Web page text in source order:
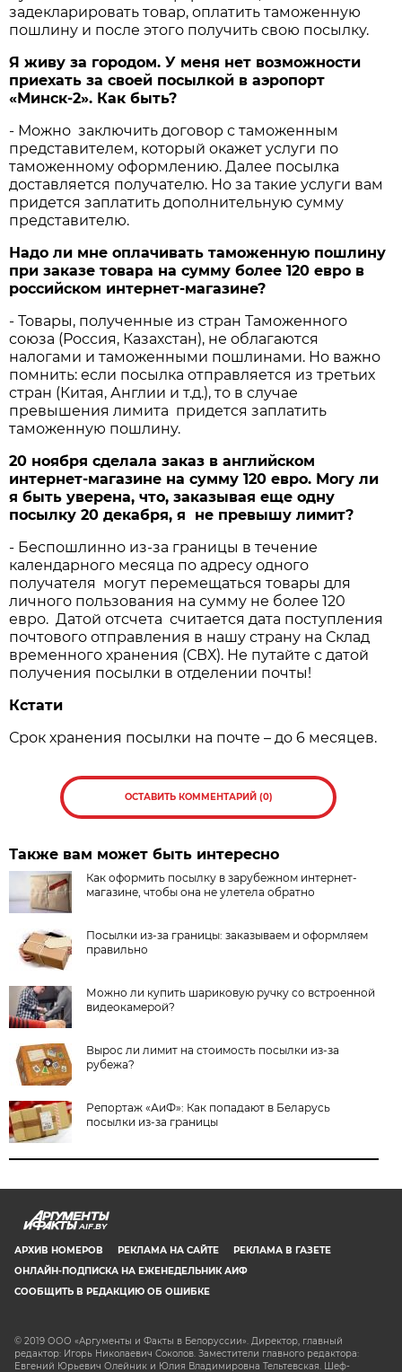
задекларировать товар, оплатить таможенную
пошлину и после этого получить свою посылку.
Я живу за городом. У меня нет возможности
приехать за своей посылкой в аэропорт
«Минск-2». Как быть?
- Можно заключить договор с таможенным
представителем, который окажет услуги по
таможенному оформлению. Далее посылка
доставляется получателю. Но за такие услуги вам
придется заплатить дополнительную сумму
представителю.
Надо ли мне оплачивать таможенную пошлину
при заказе товара на сумму более 120 евро в
российском интернет-магазине?
- Товары, полученные из стран Таможенного
союза (Россия, Казахстан), не облагаются
налогами и таможенными пошлинами. Но важно
помнить: если посылка отправляется из третьих
стран (Китая, Англии и т.д.), то в случае
превышения лимита придется заплатить
таможенную пошлину.
20 ноября сделала заказ в английском
интернет-магазине на сумму 120 евро. Могу ли
я быть уверена, что, заказывая еще одну
посылку 20 декабря, я не превышу лимит?
- Беспошлинно из-за границы в течение
календарного месяца по адресу одного
получателя могут перемещаться товары для
личного пользования на сумму не более 120
евро. Датой отсчета считается дата поступления
почтового отправления в нашу страну на Склад
временного хранения (СВХ). Не путайте с датой
получения посылки в отделении почты!
Кстати
Срок хранения посылки на почте – до 6 месяцев.
ОСТАВИТЬ КОММЕНТАРИЙ (0)
Также вам может быть интересно
Как оформить посылку в зарубежном интернет-
магазине, чтобы она не улетела обратно
Посылки из-за границы: заказываем и оформляем
правильно
Можно ли купить шариковую ручку со встроенной
видеокамерой?
Вырос ли лимит на стоимость посылки из-за
рубежа?
Репортаж «АиФ»: Как попадают в Беларусь
посылки из-за границы
AIF.BY
АРХИВ НОМЕРОВ РЕКЛАМА НА САЙТЕ
РЕКЛАМА В ГАЗЕТЕ
ОНЛАЙН-ПОДПИСКА НА ЕЖЕНЕДЕЛЬНИК АИФ
СООБЩИТЬ В РЕДАКЦИЮ ОБ ОШИБКЕ
© 2019 ООО «Аргументы и Факты в Белоруссии». Директор, главный
редактор: Игорь Николаевич Соколов. Заместители главного редактора:
Евгений Юрьевич Олейник и Юлия Владимировна Тельтевская. Шеф-